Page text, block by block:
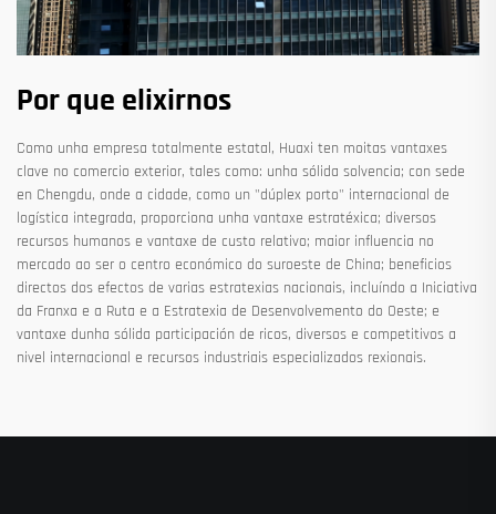
Por que elixirnos
Como unha empresa totalmente estatal, Huaxi ten moitas vantaxes
clave no comercio exterior, tales como: unha sólida solvencia; con sede
en Chengdu, onde a cidade, como un "dúplex porto" internacional de
logística integrada, proporciona unha vantaxe estratéxica; diversos
recursos humanos e vantaxe de custo relativo; maior influencia no
mercado ao ser o centro económico do suroeste de China; beneficios
directos dos efectos de varias estratexias nacionais, incluíndo a Iniciativa
da Franxa e a Ruta e a Estratexia de Desenvolvemento do Oeste; e
vantaxe dunha sólida participación de ricos, diversos e competitivos a
nivel internacional e recursos industriais especializados rexionais.